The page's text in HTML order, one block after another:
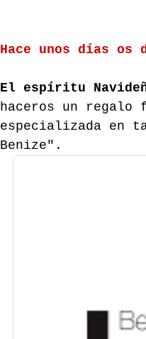
Hace unos días
El espíritu
haceros un regalo
especializada en
Benize".